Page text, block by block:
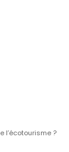
l’écotourisme ?